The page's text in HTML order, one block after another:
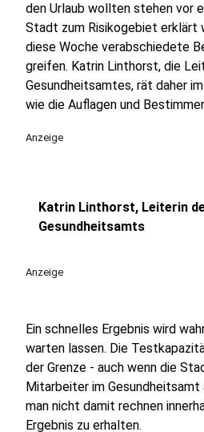
den Urlaub wollten stehen vor
Stadt zum Risikogebiet erklärt
diese Woche verabschiedete
greifen. Katrin Linthorst, die
Gesundheitsamtes, rät daher
wie die Auflagen und
Anzeige
Katrin Linthorst, Leiterin
Gesundheitsamts
Anzeige
Ein schnelles Ergebnis wird
warten lassen. Die
der Grenze - auch wenn die
Mitarbeiter im
man nicht damit rechnen
Ergebnis zu erhalten.